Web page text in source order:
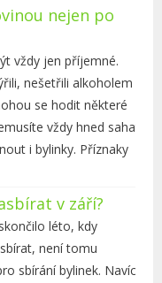
nejen po
vždy jen příjemné.
nešetřili alkoholem
se hodit některé
vždy hned sahat
i bylinky. Příznaky
v září?
léto, kdy
není tomu
sbírání bylinek. Navíc